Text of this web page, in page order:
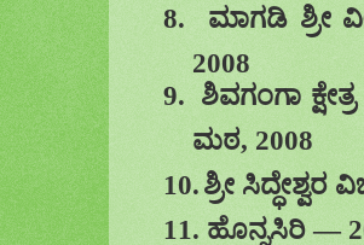
8.
ಮಾಗಡಿ ಶ್ರೀ
2008
9. ಶಿವಗಂಗಾ
ಮಠ, 2008
10.ಶ್ರೀ
11. ಹೊನ್ನಸಿರಿ—